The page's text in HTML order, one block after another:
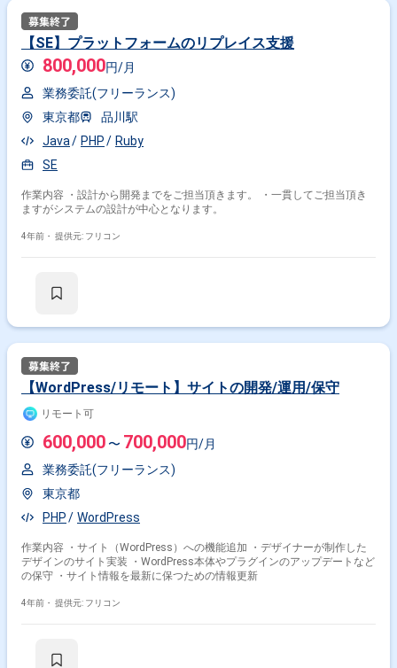
【SE】プラットフォームのリプレイス支援
800,000円/月
業務委託(フリーランス)
東京都
品川駅
Java
PHP
Ruby
SE
作業内容 ・設計から開発までをご担当頂きます。 ・一貫してご担当頂き
ますがシステムの設計が中心となります。
4年前・ 提供元: フリコン
【WordPress/リモート】サイトの開発/運用/保守
リモート可
600,000 〜 700,000円/月
業務委託(フリーランス)
東京都
PHP
WordPress
作業内容 ・サイト（WordPress）への機能追加 ・デザイナーが制作した
デザインのサイト実装 ・WordPress本体やプラグインのアップデートなど
の保守 ・サイト情報を最新に保つための情報更新
4年前・ 提供元: フリコン